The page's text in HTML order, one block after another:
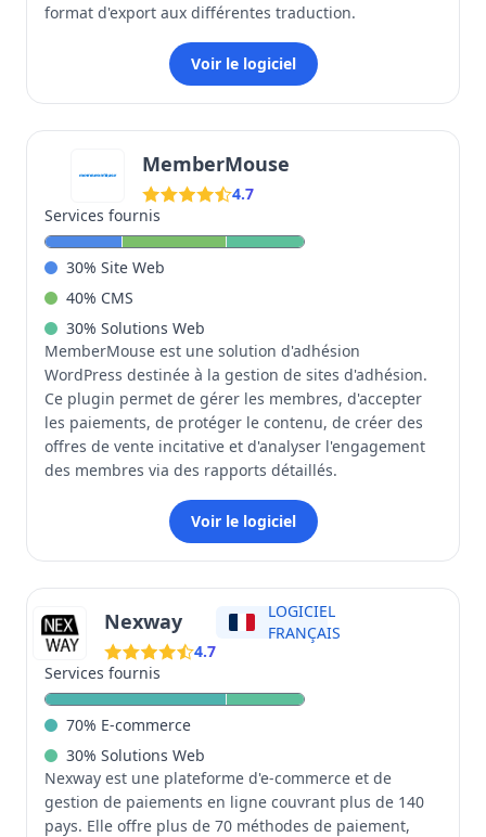
format d'export aux différentes traduction.
Voir le logiciel
MemberMouse
4.7
Services fournis
30% Site Web
40% CMS
30% Solutions Web
MemberMouse est une solution d'adhésion
WordPress destinée à la gestion de sites d'adhésion.
Ce plugin permet de gérer les membres, d'accepter
les paiements, de protéger le contenu, de créer des
offres de vente incitative et d'analyser l'engagement
des membres via des rapports détaillés.
Voir le logiciel
Nexway
4.7
LOGICIEL
FRANÇAIS
Services fournis
70% E-commerce
30% Solutions Web
Nexway est une plateforme d'e-commerce et de
gestion de paiements en ligne couvrant plus de 140
pays. Elle offre plus de 70 méthodes de paiement,